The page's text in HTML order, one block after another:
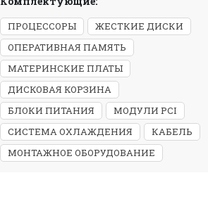
ПРОЦЕССОРЫ
ЖЕСТКИЕ ДИСКИ
ОПЕРАТИВНАЯ ПАМЯТЬ
МАТЕРИНСКИЕ ПЛАТЫ
ДИСКОВАЯ КОРЗИНА
БЛОКИ ПИТАНИЯ
МОДУЛИ PCI
СИСТЕМА ОХЛАЖДЕНИЯ
КАБЕЛЬ
МОНТАЖНОЕ ОБОРУДОВАНИЕ